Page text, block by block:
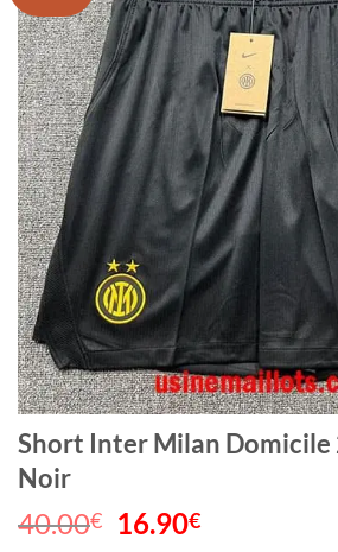
Short Inter Milan
Noir
40.00€
Le
16.90€